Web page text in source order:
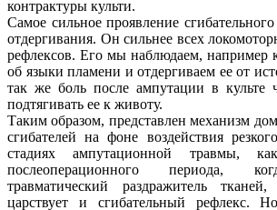
контрактуры культи.
Самое сильное проявление
отдергивания. Он сильнее всех
рефлексов. Его мы наблюдаем, например
об языки пламени и отдергиваем ее от
так же боль после ампутации в культе
подтягивать ее к животу.
Таким образом, представлен механизм
сгибателей на фоне воздействия
стадиях ампутационной травмы,
послеоперационного периода,
травматический раздражитель
царствует и сгибательный рефлекс.